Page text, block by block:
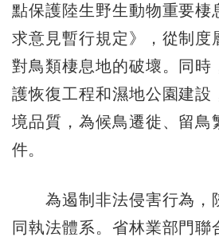
點保護陸生野生動物重要棲
求意見暫行規定》，從制度
對鳥類棲息地的破壞。同時
護恢復工程和濕地公園建設
境品質，為候鳥遷徙、留鳥
件。
為遏制非法侵害行為，
同執法體系。省林業部門聯